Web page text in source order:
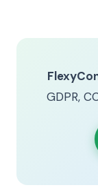
GDPR,